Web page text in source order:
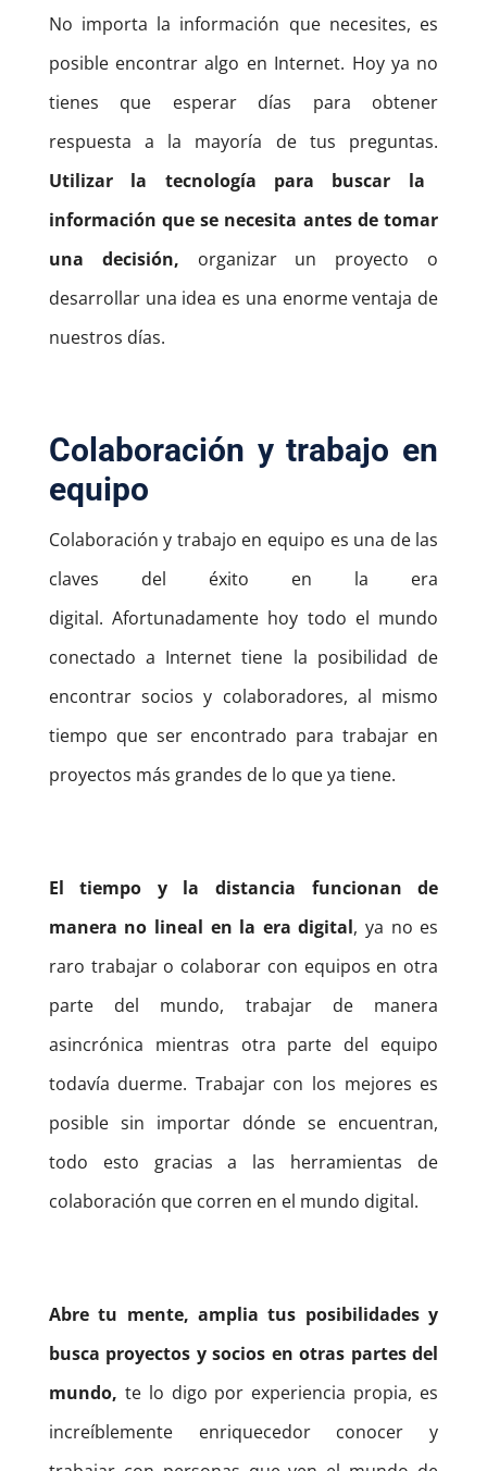
No importa la información que necesites, es
posible encontrar algo en Internet. Hoy ya no
tienes que esperar días para obtener
respuesta a la mayoría de tus preguntas.
Utilizar la tecnología para buscar la
información que se necesita antes de tomar
una decisión, organizar un proyecto o
desarrollar una idea es una enorme ventaja de
nuestros días.
Colaboración y trabajo en
equipo
Colaboración y trabajo en equipo es una de las
claves del éxito en la era
digital. Afortunadamente hoy todo el mundo
conectado a Internet tiene la posibilidad de
encontrar socios y colaboradores, al mismo
tiempo que ser encontrado para trabajar en
proyectos más grandes de lo que ya tiene.
El tiempo y la distancia funcionan de
manera no lineal en la era digital, ya no es
raro trabajar o colaborar con equipos en otra
parte del mundo, trabajar de manera
asincrónica mientras otra parte del equipo
todavía duerme. Trabajar con los mejores es
posible sin importar dónde se encuentran,
todo esto gracias a las herramientas de
colaboración que corren en el mundo digital.
Abre tu mente, amplia tus posibilidades y
busca proyectos y socios en otras partes del
mundo, te lo digo por experiencia propia, es
increíblemente enriquecedor conocer y